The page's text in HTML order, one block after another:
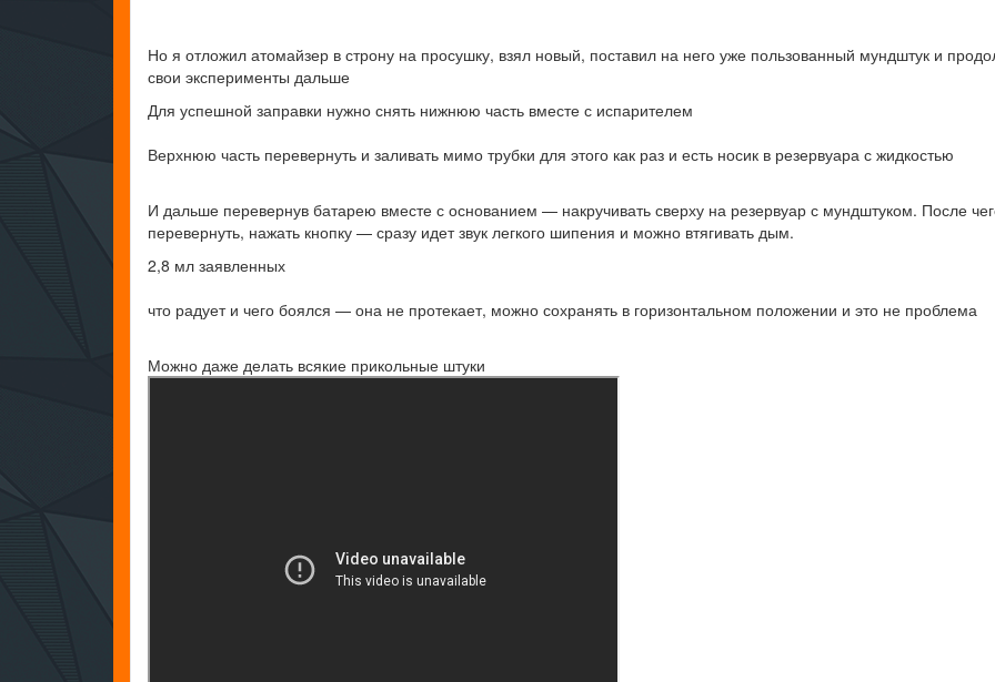
Но я отложил атомайзер в строну на просушку, взял новый, поставил на него уже пользованный мундштук и
свои эксперименты дальше
Для успешной заправки нужно снять нижнюю часть вместе с испарителем
Верхнюю часть перевернуть и заливать мимо трубки для этого как раз и есть носик в резервуара с жидкостью
И дальше перевернув батарею вместе с основанием — накручивать сверху на резервуар с мундштуком. После
перевернуть, нажать кнопку — сразу идет звук легкого шипения и можно втягивать дым.
2,8 мл заявленных
что радует и чего боялся — она не протекает, можно сохранять в горизонтальном положении и это не проблема
Можно даже делать всякие прикольные штуки